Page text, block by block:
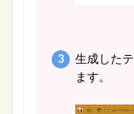
生成した
ます。